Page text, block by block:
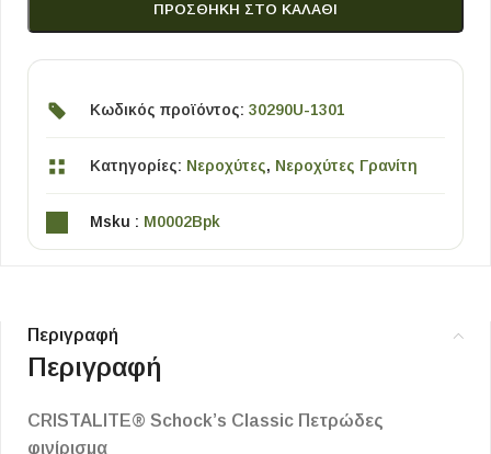
ΠΡΟΣΘΉΚΗ ΣΤΟ ΚΑΛΆΘΙ
Κωδικός προϊόντος: 30290U-1301
Κατηγορίες: Νεροχύτες, Νεροχύτες Γρανίτη
Msku : M0002Bpk
Περιγραφή
Περιγραφή
CRISTALITE® Schock’s Classic Πετρώδες
φινίρισμα